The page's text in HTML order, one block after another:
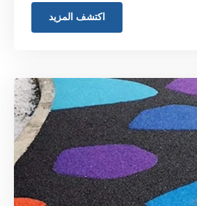
اكتشف المزيد